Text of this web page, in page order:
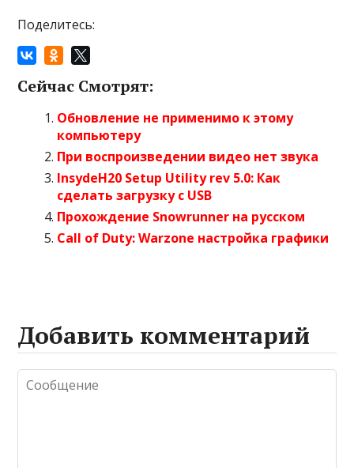
Поделитесь:
Сейчас Смотрят:
Обновление не применимо к этому
компьютеру
При воспроизведении видео нет звука
InsydeH20 Setup Utility rev 5.0: Как
сделать загрузку с USB
Прохождение Snowrunner на русском
Call of Duty: Warzone настройка графики
Добавить комментарий